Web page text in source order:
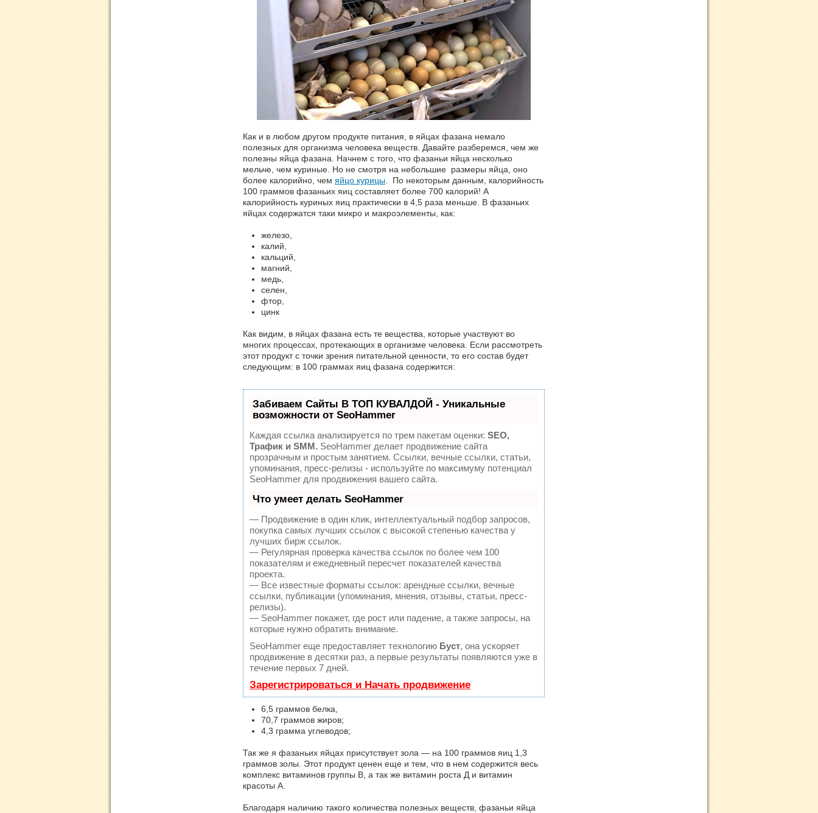
Как и в любом другом продукте питания, в яйцах фазана немало
полезных для организма человека веществ. Давайте разберемся, чем же
полезны яйца фазана. Начнем с того, что фазаньи яйца несколько
мельче, чем куриные. Но не смотря на небольшие размеры яйца, оно
более калорийно, чем яйцо курицы . По некоторым данным, калорийность
100 граммов фазаньих яиц составляет более 700 калорий! А
калорийность куриных яиц практически в 4,5 раза меньше. В фазаньих
яйцах содержатся таки микро и макроэлементы, как:
железо,
калий,
кальций,
магний,
медь,
селен,
фтор,
цинк
Как видим, в яйцах фазана есть те вещества, которые участвуют во
многих процессах, протекающих в организме человека. Если рассмотреть
этот продукт с точки зрения питательной ценности, то его состав будет
следующим: в 100 граммах яиц фазана содержится:
Забиваем Сайты В ТОП КУВАЛДОЙ - Уникальные
возможности от SeoHammer
Каждая ссылка анализируется по трем пакетам оценки: SEO,
Трафик и SMM. SeoHammer делает продвижение сайта
прозрачным и простым занятием. Ссылки, вечные ссылки, статьи,
упоминания, пресс-релизы - используйте по максимуму потенциал
SeoHammer для продвижения вашего сайта.
Что умеет делать SeoHammer
— Продвижение в один клик, интеллектуальный подбор запросов,
покупка самых лучших ссылок с высокой степенью качества у
лучших бирж ссылок.
— Регулярная проверка качества ссылок по более чем 100
показателям и ежедневный пересчет показателей качества
проекта.
— Все известные форматы ссылок: арендные ссылки, вечные
ссылки, публикации (упоминания, мнения, отзывы, статьи, пресс-
релизы).
— SeoHammer покажет, где рост или падение, а также запросы, на
которые нужно обратить внимание.
SeoHammer еще предоставляет технологию Буст, она ускоряет
продвижение в десятки раз, а первые результаты появляются уже в
течение первых 7 дней.
Зарегистрироваться и Начать продвижение
6,5 граммов белка,
70,7 граммов жиров;
4,3 грамма углеводов;
Так же я фазаньих яйцах присутствует зола — на 100 граммов яиц 1,3
граммов золы. Этот продукт ценен еще и тем, что в нем содержится весь
комплекс витаминов группы В, а так же витамин роста Д и витамин
красоты А.
Благодаря наличию такого количества полезных веществ, фазаньи яйца